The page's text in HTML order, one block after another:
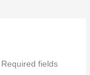
Required fields